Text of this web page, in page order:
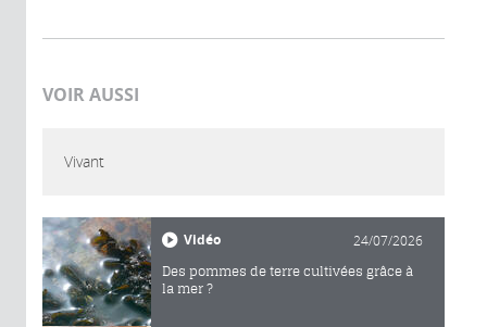
VOIR AUSSI
Vivant
Vidéo 24/07/2026
Des pommes de terre cultivées grâce à
la mer ?